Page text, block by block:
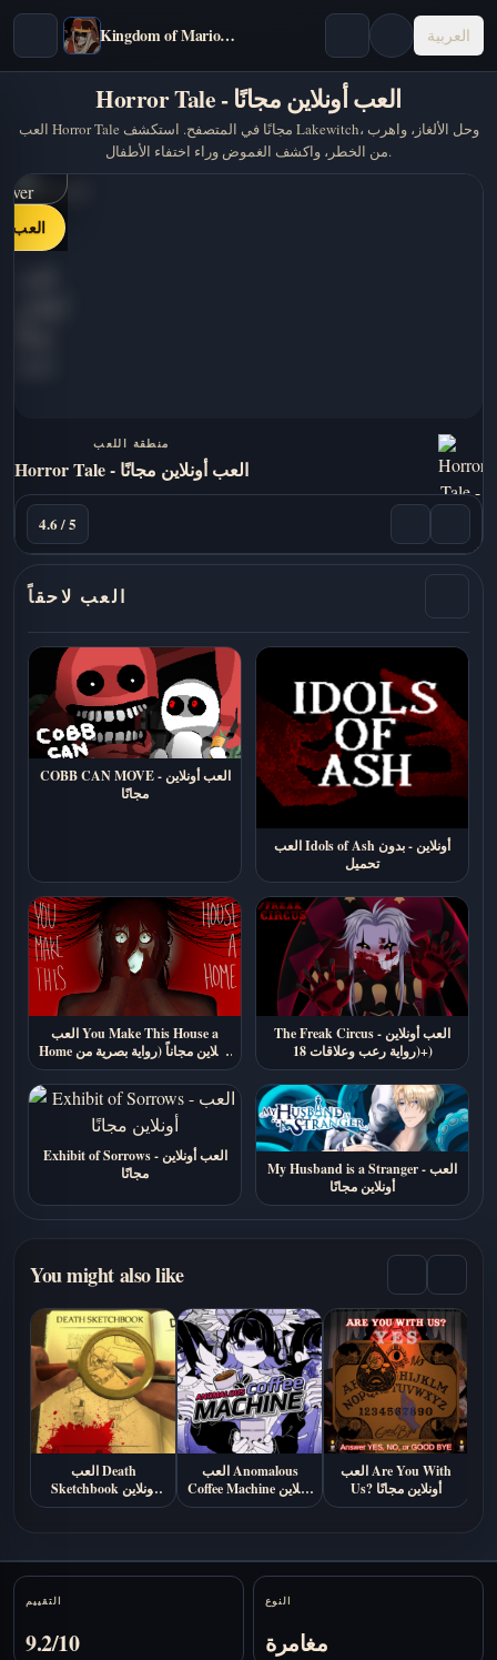
Kingdom of Marionettes العربية
Horror Tale - العب أونلاين مجانًا
العب Horror Tale مجانًا في المتصفح. استكشف Lakewitch، وحل الألغاز، واهرب
من الخطر، واكشف الغموض وراء اختفاء الأطفال.
العب
منطقة اللعب
Horror Tale - العب أونلاين مجانًا
4.6 / 5
العب لاحقاً
COBB CAN MOVE - العب أونلاين
مجانًا
العب Idols of Ash أونلاين - بدون
تحميل
العب You Make This House a
Home أونلاين مجاناً (رواية بصرية من
الرعب النفسي)
The Freak Circus - العب أونلاين
(رواية رعب وعلاقات 18+)
Exhibit of Sorrows - العب أونلاين
مجانًا
My Husband is a Stranger - العب
أونلاين مجانًا
You might also like
العب Death
Sketchbook اونلاين
مجانا
العب Anomalous
Coffee Machine أونلاين
مجانًا
العب Are You With
Us? أونلاين مجانًا
Stats
التقييم
9.2/10
النوع
مغامرة